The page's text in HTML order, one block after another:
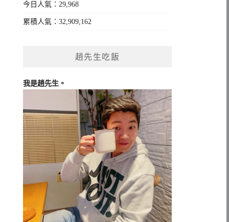
今日人氣：29,968
累積人氣：32,909,162
趙先生吃飯
我是趙先生。